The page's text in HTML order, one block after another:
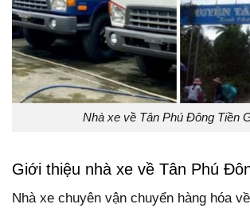
Nhà xe về Tân Phú Đông Tiền
Giới thiệu nhà xe về Tân Phú
Nhà xe chuyên vận chuyển hàng hóa